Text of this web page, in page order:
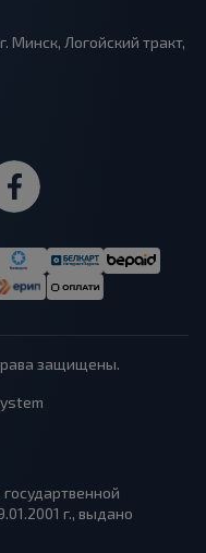
Минск, Логойский тракт,
защищены.
г., выдано